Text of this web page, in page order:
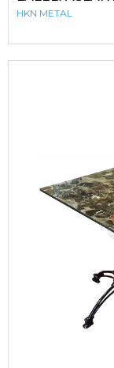
HKN METAL